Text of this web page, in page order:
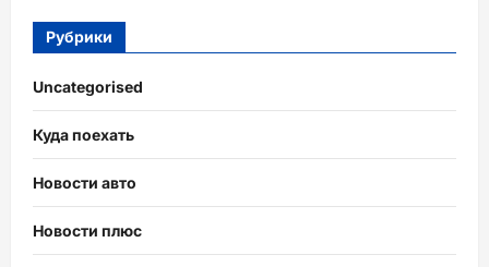
Рубрики
Uncategorised
Куда поехать
Новости авто
Новости плюс